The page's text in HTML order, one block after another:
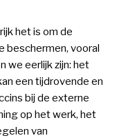
het is om de
beschermen, vooral
we eerlijk zijn: het
een tijdrovende en
bij de externe
op het werk, het
van